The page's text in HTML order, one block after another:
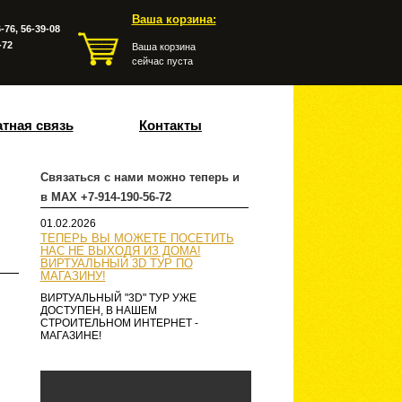
Ваша корзина:
Ваша корзина
сейчас пуста
76, 56-39-08
связь Контакты
Связаться с нами можно теперь и
в MAX +7-914-190-56-72
01.02.2026
ТЕПЕРЬ ВЫ МОЖЕТЕ ПОСЕТИТЬ
НАС НЕ ВЫХОДЯ ИЗ ДОМА!
ВИРТУАЛЬНЫЙ 3D ТУР ПО
МАГАЗИНУ!
ВИРТУАЛЬНЫЙ "3D" ТУР УЖЕ
ДОСТУПЕН, В НАШЕМ
СТРОИТЕЛЬНОМ ИНТЕРНЕТ -
МАГАЗИНЕ!